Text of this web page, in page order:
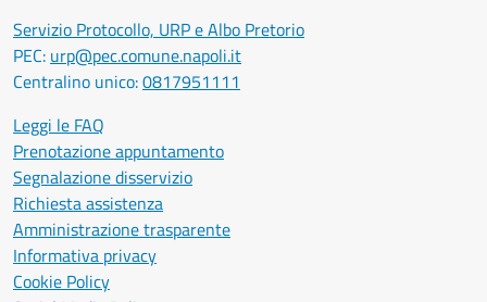
Servizio Protocollo, URP e Albo Pretorio
PEC: urp@pec.comune.napoli.it
Centralino unico:0817951111
Leggi le FAQ
Prenotazione appuntamento
Segnalazione disservizio
Richiesta assistenza
Amministrazione trasparente
Informativa privacy
Cookie Policy